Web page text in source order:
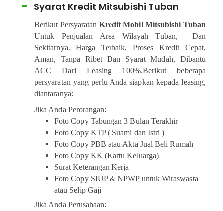
Syarat Kredit Mitsubishi Tuban
Berikut Persyaratan Kredit Mobil Mitsubishi Tuban
Untuk Penjualan Area Wilayah Tuban, Dan
Sekitarnya. Harga Terbaik, Proses Kredit Cepat,
Aman, Tanpa Ribet Dan Syarat Mudah, Dibantu
ACC Dari Leasing 100%.Berikut beberapa
persyaratan yang perlu Anda siapkan kepada leasing,
diantaranya:
Jika Anda Perorangan:
Foto Copy Tabungan 3 Bulan Terakhir
Foto Copy KTP ( Suami dan Istri )
Foto Copy PBB atau Akta Jual Beli Rumah
Foto Copy KK (Kartu Keluarga)
Surat Keterangan Kerja
Foto Copy SIUP & NPWP untuk Wiraswasta
atau Selip Gaji
Jika Anda Perusahaan: